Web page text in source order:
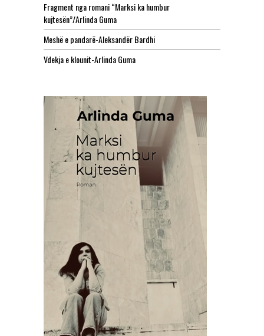
Fragment nga romani “Marksi ka humbur
kujtesën”/Arlinda Guma
Meshë e pandarë-Aleksandër Bardhi
Vdekja e klounit-Arlinda Guma